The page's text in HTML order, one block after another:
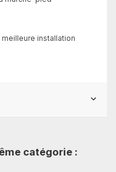
installation
catégorie :